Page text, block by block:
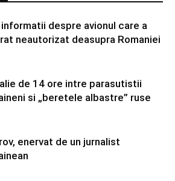
despre avionul care a
neautorizat deasupra Romaniei
de 14 ore intre parasutistii
si „beretele albastre” ruse
enervat de un jurnalist